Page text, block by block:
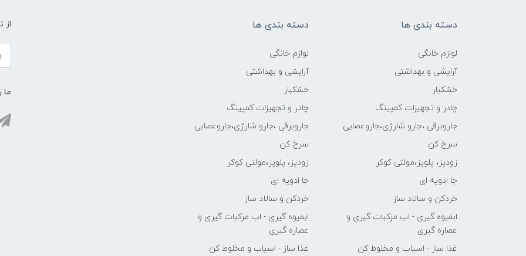
دسته بندی ها
لوازم خانگی
آرایشی و بهداشتی
خشکبار
چادر و تجهیزات کمپینگ
جاروبرقی ،جارو شارژی،جاروعصایی
سرخ کن
زودپز، پلوپز،مولتی کوکر
جا ادویه ای
خردکن و سالاد ساز
ابمیوه گیری - اب مرکبات گیری و
عصاره گیری
غذا ساز - اسیاب و مخلوط کن
دسته بندی ها
لوازم خانگی
آرایشی و بهداشتی
خشکبار
چادر و تجهیزات کمپینگ
جاروبرقی ،جارو شارژی،جاروعصایی
سرخ کن
زودپز، پلوپز،مولتی کوکر
جا ادویه ای
خردکن و سالاد ساز
ابمیوه گیری - اب مرکبات گیری و
عصاره گیری
غذا ساز - اسیاب و مخلوط کن
از
ما